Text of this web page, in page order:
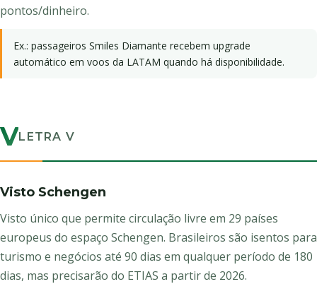
pontos/dinheiro.
Ex.: passageiros Smiles Diamante recebem upgrade
automático em voos da LATAM quando há disponibilidade.
VLETRA V
Visto Schengen
Visto único que permite circulação livre em 29 países
europeus do espaço Schengen. Brasileiros são isentos para
turismo e negócios até 90 dias em qualquer período de 180
dias, mas precisarão do ETIAS a partir de 2026.